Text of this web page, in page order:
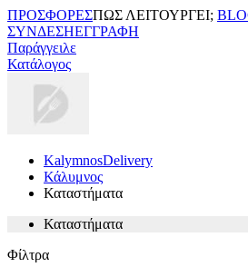
ΠΡΟΣΦΟΡΕΣΠΩΣ ΛΕΙΤΟΥΡΓΕΙ;
ΣΥΝΔΕΣΗΕΓΓΡΑΦΗ
Παράγγειλε
Κατάλογος
KalymnosDelivery
Κάλυμνος
Καταστήματα
Καταστήματα
Φίλτρα